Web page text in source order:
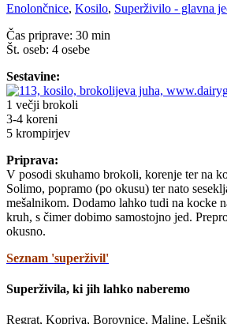
Enolončnice, Kosilo, Superživilo - glavna
Čas priprave: 30 min
Št. oseb: 4 osebe
Sestavine:
1 večji brokoli
3-4 koreni
5 krompirjev
Priprava:
V posodi skuhamo brokoli, korenje ter na
Solimo, popramo (po okusu) ter nato
mešalnikom. Dodamo lahko tudi na kocke
kruh, s čimer dobimo samostojno jed.
okusno.
Seznam 'superživil'
Superživila, ki jih lahko naberemo
Regrat, Kopriva, Borovnice, Maline,